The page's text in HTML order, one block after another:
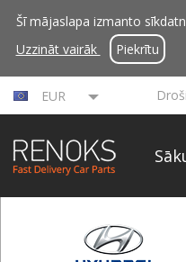
Šī mājaslapa izmanto
Uzzināt vairāk
Piekrītu
EUR